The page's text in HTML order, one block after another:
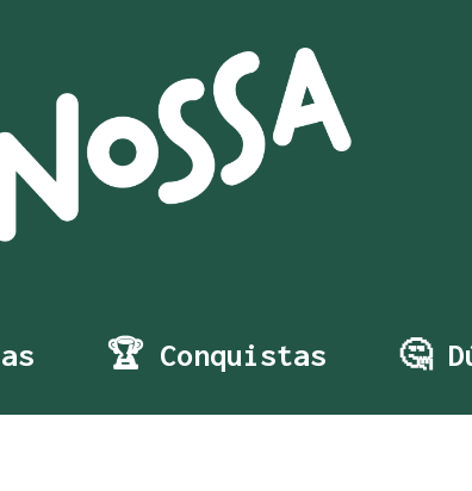
🏆 Conquistas 🤔